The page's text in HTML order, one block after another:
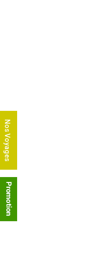
Nos Voyages